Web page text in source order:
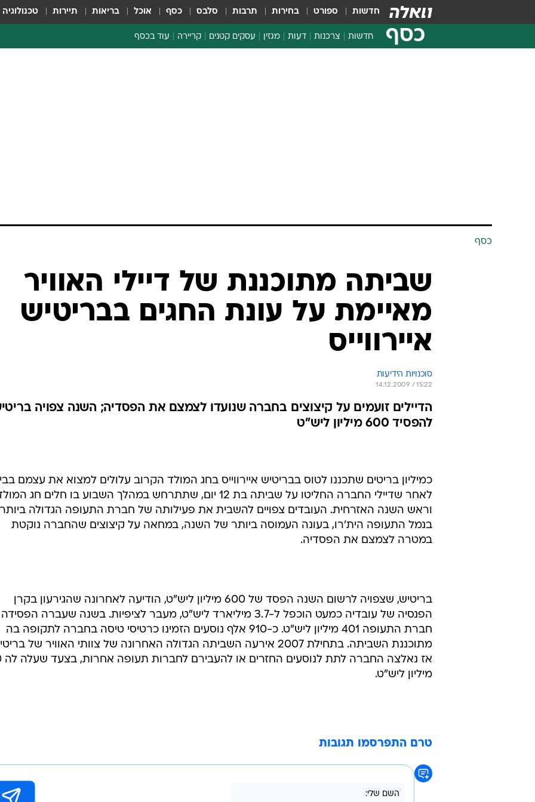
חדשות ספורט בחירות תרבות סלבס כסף אוכל בריאות תיירות טכנולוגיה
כסף חדשות צרכנות דעות מגזין עסקים קטנים קריירה עוד בכסף
כסף
שביתה מתוכננת של דיילי האוויר
מאיימת על עונת החגים בבריטיש
איירווייס
סוכנויות הידיעות
14.12.2009 / 15:22
הדיילים זועמים על קיצוצים בחברה שנועדו לצמצם את הפסדיה; השנה צפויה
להפסיד 600 מיליון ליש"ט
כמיליון בריטים שתכננו לטוס בבריטיש איירווייס בחג המולד הקרוב עלולים למצוא את עצמם
לאחר שדיילי החברה החליטו על שביתה בת 12 יום, שתתרחש במהלך השבוע בו חלים חג
וראש השנה האזרחית. העובדים צפויים להשבית את פעילותה של חברת התעופה הגדולה ביותר
בנמל התעופה הית'רו, בעונה העמוסה ביותר של השנה, במחאה על קיצוצים שהחברה נוקטת
במטרה לצמצם את הפסדיה.
בריטיש, שצפויה לרשום השנה הפסד של 600 מיליון ליש"ט, הודיעה לאחרונה שהגירעון בקרן
הפנסיה של עובדיה כמעט הוכפל ל-3.7 מיליארד ליש"ט, מעבר לציפיות. בשנה שעברה הפסידה
חברת התעופה 401 מיליון ליש"ט. כ-910 אלף נוסעים הזמינו כרטיסי טיסה בחברה לתקופה בה
מתוכננת השביתה. בתחילת 2007 אירעה השביתה הגדולה האחרונה של צוותי האוויר של
אז
מיליון ליש"ט.
טרם התפרסמו תגובות